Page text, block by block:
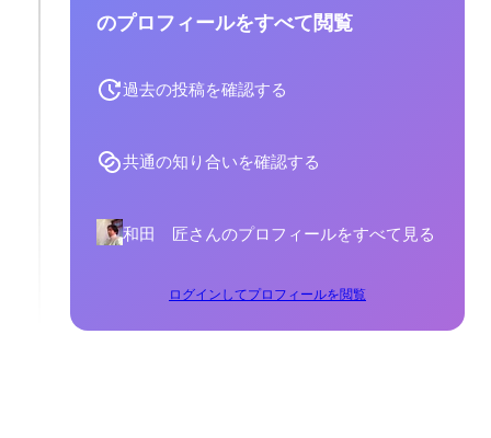
のプロフィールをすべて閲覧
過去の投稿を確認する
共通の知り合いを確認する
和田 匠さんのプロフィールをすべて見る
ログインしてプロフィールを閲覧